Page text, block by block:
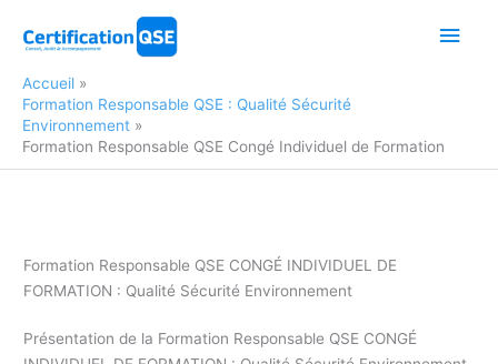
Accueil
Formation Responsable QSE : Qualité Sécurité
Environnement
Formation Responsable QSE Congé Individuel de Formation
Formation Responsable QSE CONGÉ INDIVIDUEL DE
FORMATION : Qualité Sécurité Environnement
Présentation de la Formation Responsable QSE CONGÉ